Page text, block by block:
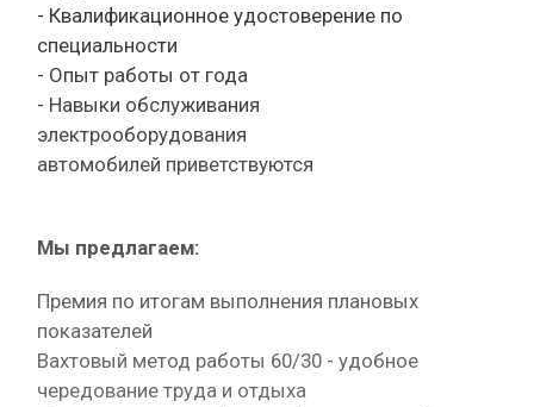
- Квалификационное удостоверение по
специальности
- Опыт работы от года
- Навыки обслуживания
электрооборудования
автомобилей приветствуются
Мы предлагаем:
Премия по итогам выполнения плановых
показателей
Вахтовый метод работы 60/30 - удобное
чередование труда и отдыха